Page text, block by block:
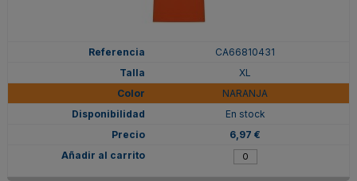
CA66810431
XL
NARANJA
En stock
6,97 €